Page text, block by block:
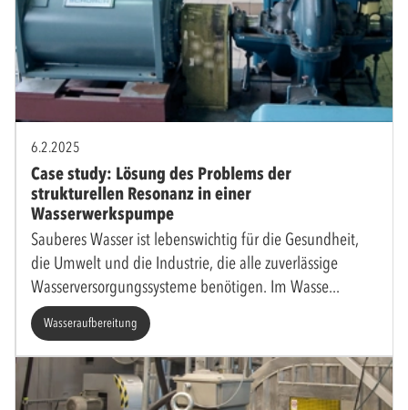
6.2.2025
Case study: Lösung des Problems der
strukturellen Resonanz in einer
Wasserwerkspumpe
Sauberes Wasser ist lebenswichtig für die Gesundheit,
die Umwelt und die Industrie, die alle zuverlässige
Wasserversorgungssysteme benötigen. Im Wasse
Wasseraufbereitung